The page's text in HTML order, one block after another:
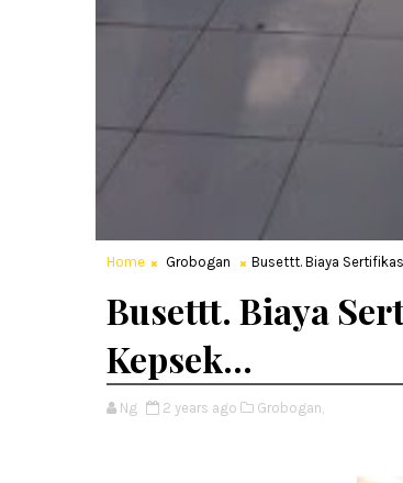
Home Grobogan Busettt. Biaya
Busettt. Biaya
Kepsek...
Ng 2 years ago Grobogan,